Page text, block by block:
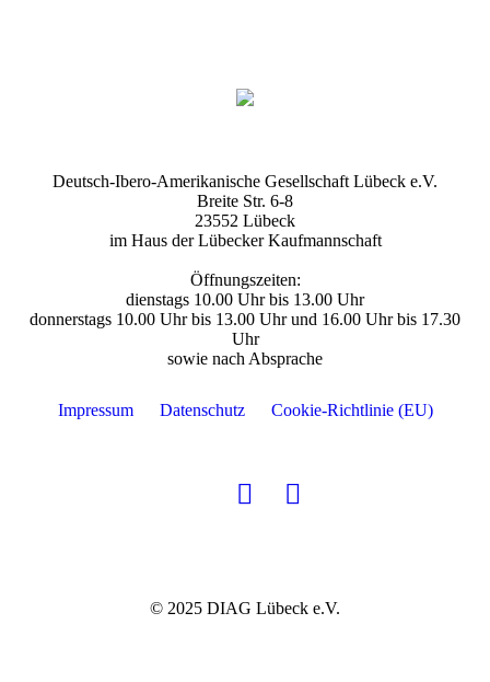
Deutsch-Ibero-Amerikanische Gesellschaft Lübeck e.V.
Breite Str. 6-8
23552 Lübeck
im Haus der Lübecker Kaufmannschaft
Öffnungszeiten:
dienstags 10.00 Uhr bis 13.00 Uhr
donnerstags 10.00 Uhr bis 13.00 Uhr und 16.00 Uhr bis 17.30
Uhr
sowie nach Absprache
Impressum Datenschutz Cookie-Richtlinie (EU)
© 2025 DIAG Lübeck e.V.